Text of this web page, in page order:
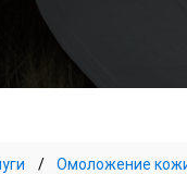
Омоложение